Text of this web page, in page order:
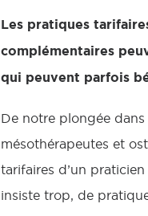
Les pratiques
complémentaires
qui peuvent parfois
De notre plongée dans
mésothérapeutes et
tarifaires d’un
insiste trop, de